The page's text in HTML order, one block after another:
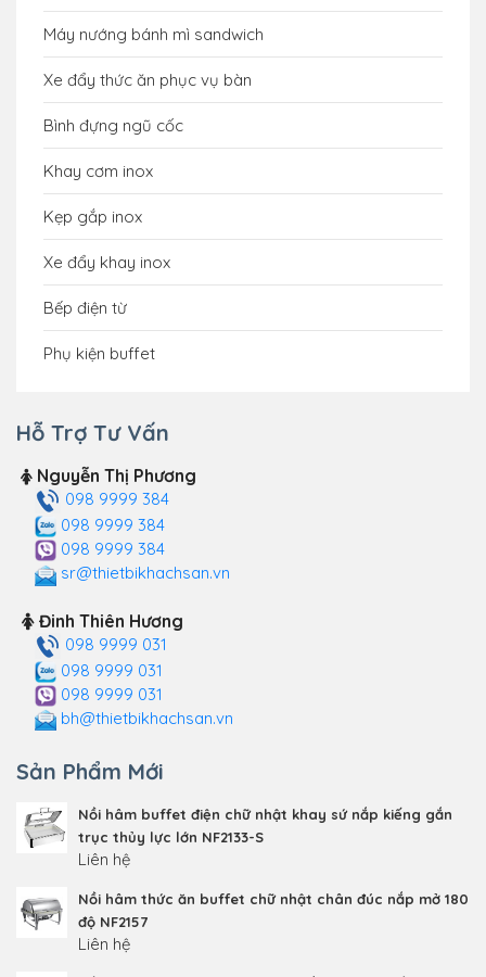
Máy nướng bánh mì sandwich
Xe đẩy thức ăn phục vụ bàn
Bình đựng ngũ cốc
Khay cơm inox
Kẹp gắp inox
Xe đẩy khay inox
Bếp điện từ
Phụ kiện buffet
Hỗ Trợ Tư Vấn
Nguyễn Thị Phương
098 9999 384
098 9999 384
098 9999 384
sr@thietbikhachsan.vn
Đinh Thiên Hương
098 9999 031
098 9999 031
098 9999 031
bh@thietbikhachsan.vn
Sản Phẩm Mới
Nồi hâm buffet điện chữ nhật khay sứ nắp kiếng gắn
trục thủy lực lớn NF2133-S
Liên hệ
Nồi hâm thức ăn buffet chữ nhật chân đúc nắp mở 180
độ NF2157
Liên hệ